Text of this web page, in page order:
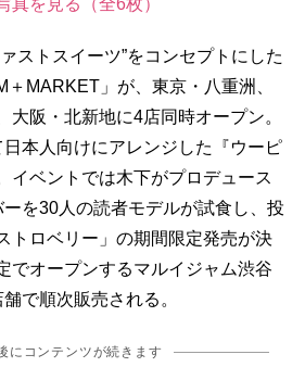
真を見る（全6枚）
ストスイーツ”をコンセプトにした
MARKET」が、東京・八重洲、
大阪・北新地に4店同時オープン。
本人向けにアレンジした『ウーピ
イベントでは木下がプロデュース
を30人の読者モデルが試食し、投
トロベリー」の期間限定発売が決
でオープンするマルイジャム渋谷
で順次販売される。
にコンテンツが続きます